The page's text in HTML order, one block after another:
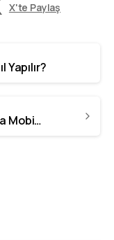
X'te Paylaş
Yapılır?
Gaziantep Web Tasarımında Mobil Uyumun Önemi